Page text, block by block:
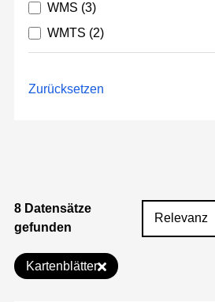
WMS (3)
WMTS (2)
Zurücksetzen
8 Datensätze
gefunden
Kartenblätter